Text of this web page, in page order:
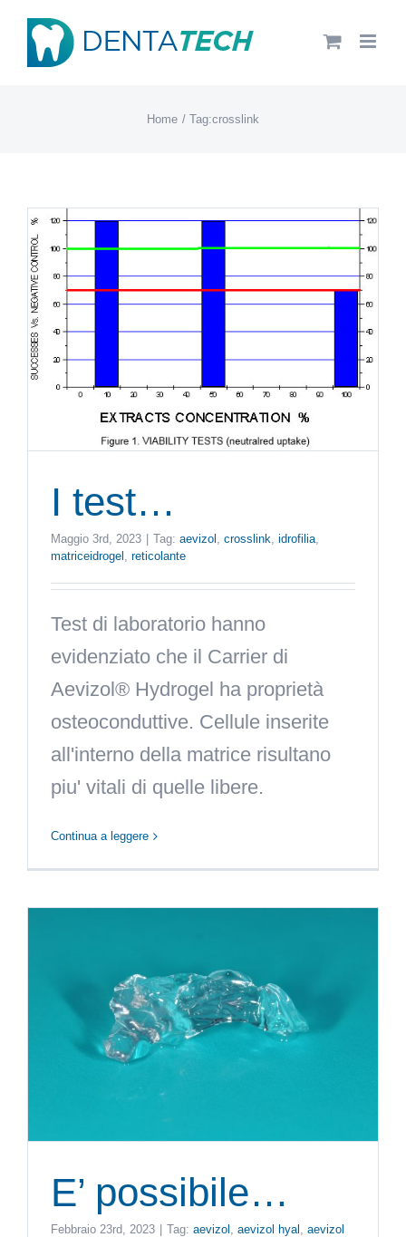
Salta
Home Tag:crosslink
I test…
Maggio 3rd, 2023 Tag: aevizol , crosslink, idrofilia,
matriceidrogel , reticolante
Test di laboratorio hanno
evidenziato che il Carrier di
Aevizol® Hydrogel ha proprietà
osteoconduttive. Cellule inserite
all'interno della matrice risultano
piu' vitali di quelle libere.
Continua a leggere
E’ possibile…
Febbraio 23rd, 2023 | Tag: aevizol aevizol hyal aevizol